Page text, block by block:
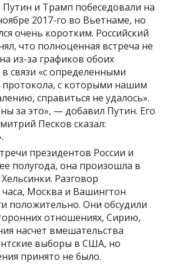
и Трамп побеседовали на
2017-го во Вьетнаме, но
очень коротким. Российский
что полноценная встреча не
из-за графиков обоих
связи «с определенными
с которыми нашим
справиться не удалось».
за это», — добавил Путин. Его
Песков сказал:
президентов России и
полугода, она произошла в
Разговор
Москва и Вашингтон
положительно. Они обсудили
отношениях, Сирию,
насчет вмешательства
выборы в США, но
принято не было.